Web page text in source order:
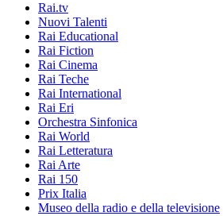
Rai.tv
Nuovi Talenti
Rai Educational
Rai Fiction
Rai Cinema
Rai Teche
Rai International
Rai Eri
Orchestra Sinfonica
Rai World
Rai Letteratura
Rai Arte
Rai 150
Prix Italia
Museo della radio e della televisione